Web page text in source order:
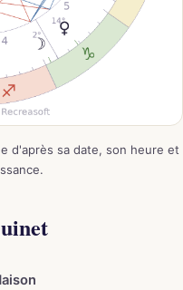
d'après sa date, son heure et